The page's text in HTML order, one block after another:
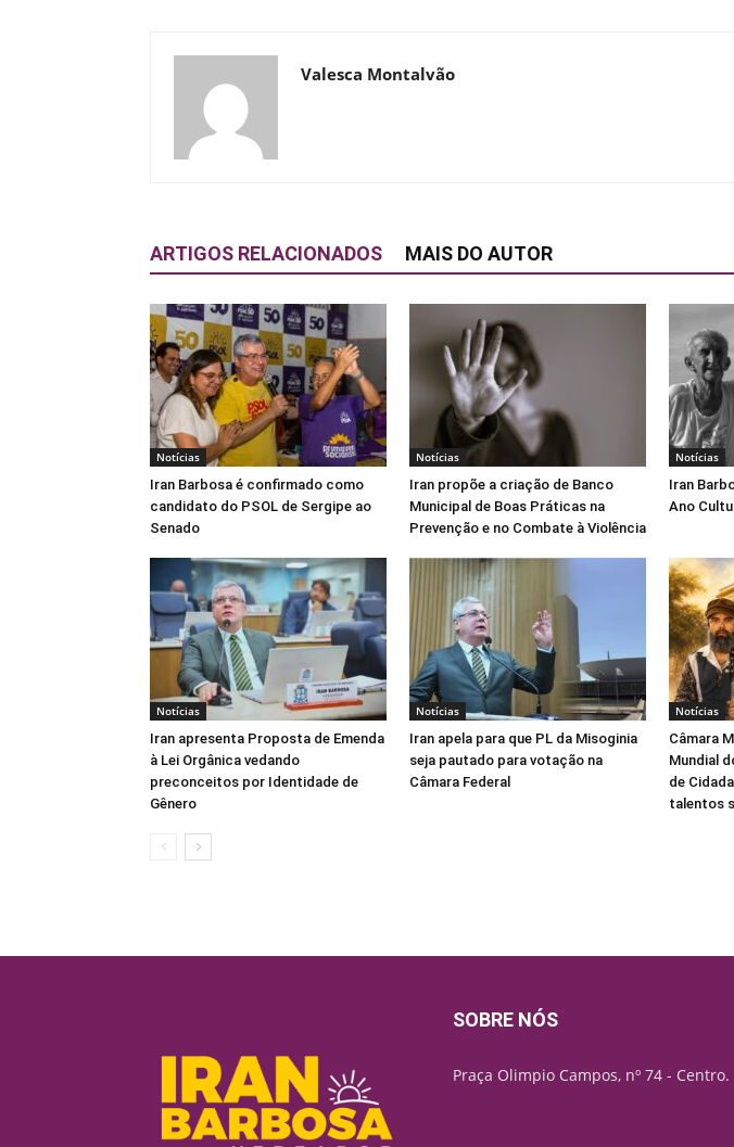
Valesca Montalvão
ARTIGOS RELACIONADOS MAIS DO AUTOR
Notícias
Iran Barbosa é confirmado como
candidato do PSOL de Sergipe ao
Senado
Notícias
Iran propõe a criação de Banco
Municipal de Boas Práticas na
Prevenção e no Combate à Violência
Notícias
Iran
Ano
Notícias
Iran apresenta Proposta de Emenda
à Lei Orgânica vedando
preconceitos por Identidade de
Gênero
Notícias
Iran apela para que PL da Misoginia
seja pautado para votação na
Câmara Federal
Notícias
Câmara
Mundial
de
talentos
SOBRE NÓS
Praça Olimpio Campos, nº 74 -